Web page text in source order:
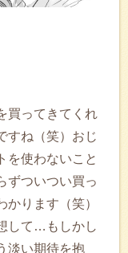
買ってきてくれ
すね（笑）おじ
を使わないこと
ずついつい買っ
ります（笑）
して…もしかし
淡い期待を抱